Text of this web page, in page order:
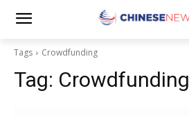
Tags Crowdfunding
Tag: Crowdfunding